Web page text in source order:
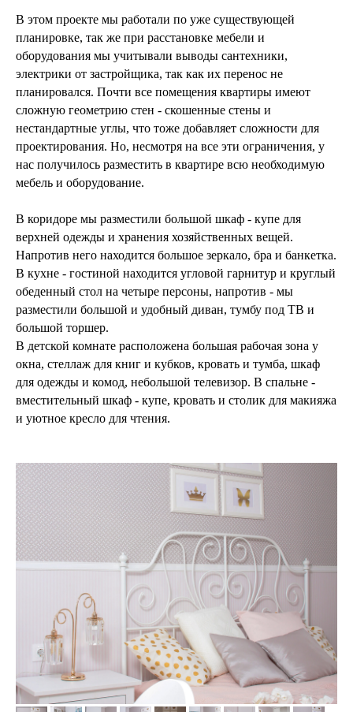
В этом проекте мы работали по уже существующей
планировке, так же при расстановке мебели и
оборудования мы учитывали выводы сантехники,
электрики от застройщика, так как их перенос не
планировался. Почти все помещения квартиры имеют
сложную геометрию стен - скошенные стены и
нестандартные углы, что тоже добавляет сложности для
проектирования. Но, несмотря на все эти ограничения, у
нас получилось разместить в квартире всю необходимую
мебель и оборудование.
В коридоре мы разместили большой шкаф - купе для
верхней одежды и хранения хозяйственных вещей.
Напротив него находится большое зеркало, бра и банкетка.
В кухне - гостиной находится угловой гарнитур и круглый
обеденный стол на четыре персоны, напротив - мы
разместили большой и удобный диван, тумбу под ТВ и
большой торшер.
В детской комнате расположена большая рабочая зона у
окна, стеллаж для книг и кубков, кровать и тумба, шкаф
для одежды и комод, небольшой телевизор. В спальне -
вместительный шкаф - купе, кровать и столик для макияжа
и уютное кресло для чтения.